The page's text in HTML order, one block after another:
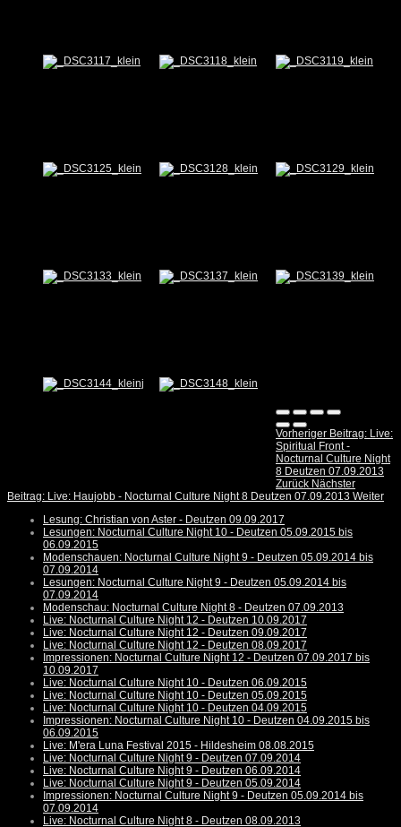
Vorheriger Beitrag: Live:
Spiritual Front -
Nocturnal Culture Night
8 Deutzen 07.09.2013
Zurück Nächster
Beitrag: Live: Haujobb - Nocturnal Culture Night 8 Deutzen 07.09.2013 Weiter
Lesung: Christian von Aster - Deutzen 09.09.2017
Lesungen: Nocturnal Culture Night 10 - Deutzen 05.09.2015 bis
06.09.2015
Modenschauen: Nocturnal Culture Night 9 - Deutzen 05.09.2014 bis
07.09.2014
Lesungen: Nocturnal Culture Night 9 - Deutzen 05.09.2014 bis
07.09.2014
Modenschau: Nocturnal Culture Night 8 - Deutzen 07.09.2013
Live: Nocturnal Culture Night 12 - Deutzen 10.09.2017
Live: Nocturnal Culture Night 12 - Deutzen 09.09.2017
Live: Nocturnal Culture Night 12 - Deutzen 08.09.2017
Impressionen: Nocturnal Culture Night 12 - Deutzen 07.09.2017 bis
10.09.2017
Live: Nocturnal Culture Night 10 - Deutzen 06.09.2015
Live: Nocturnal Culture Night 10 - Deutzen 05.09.2015
Live: Nocturnal Culture Night 10 - Deutzen 04.09.2015
Impressionen: Nocturnal Culture Night 10 - Deutzen 04.09.2015 bis
06.09.2015
Live: M'era Luna Festival 2015 - Hildesheim 08.08.2015
Live: Nocturnal Culture Night 9 - Deutzen 07.09.2014
Live: Nocturnal Culture Night 9 - Deutzen 06.09.2014
Live: Nocturnal Culture Night 9 - Deutzen 05.09.2014
Impressionen: Nocturnal Culture Night 9 - Deutzen 05.09.2014 bis
07.09.2014
Live: Nocturnal Culture Night 8 - Deutzen 08.09.2013